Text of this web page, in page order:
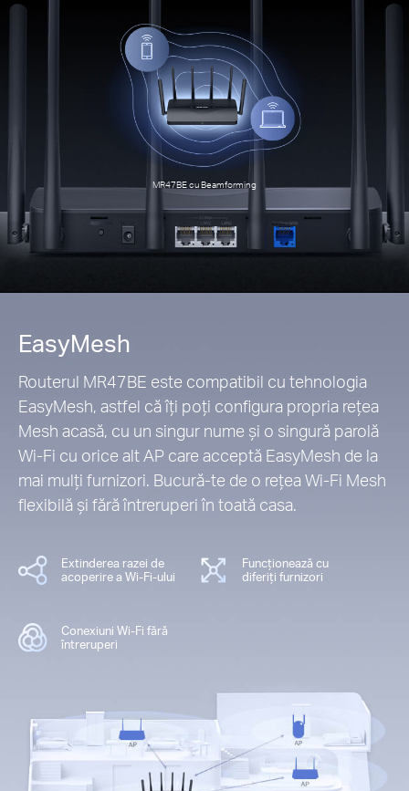
MR47BE cu Beamforming
EasyMesh
Routerul MR47BE este compatibil cu tehnologia
EasyMesh, astfel că îți poți configura propria rețea
Mesh acasă, cu un singur nume și o singură parolă
Wi-Fi cu orice alt AP care acceptă EasyMesh de la
mai mulți furnizori. Bucură-te de o rețea Wi-Fi Mesh
flexibilă și fără întreruperi în toată casa.
Extinderea razei de
acoperire a Wi-Fi-ului
Funcționează cu
diferiți furnizori
Conexiuni Wi-Fi fără
întreruperi